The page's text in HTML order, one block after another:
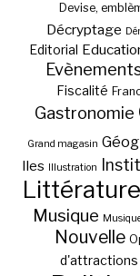
Devise,
Décryptage
Editorial
Fiscalité
Gastronomie
Grand magasin
Iles Illustration
Littérature
Musique
Nouvelle
d'attractions